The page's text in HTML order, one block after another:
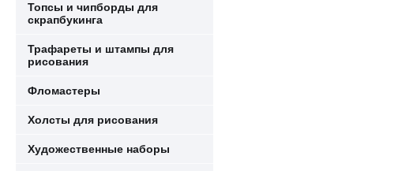
Топсы и чипборды для
скрапбукинга
Трафареты и штампы для
рисования
Фломастеры
Холсты для рисования
Художественные наборы